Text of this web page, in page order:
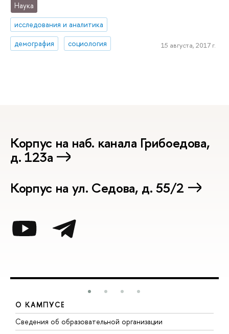
Наука
исследования и аналитика
демография
социология 15 августа, 2017 г.
Корпус на наб. канала Грибоедова,
д. 123а
Корпус на ул. Седова, д. 55/2
О КАМПУСЕ
Сведения об образовательной организации